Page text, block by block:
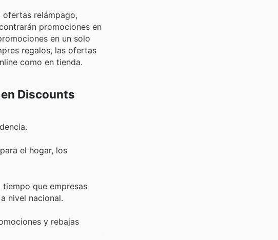
ofertas relámpago,
promociones en
en un solo
regalos, las ofertas
como en tienda.
Discounts
el hogar, los
que empresas
nivel nacional.
y rebajas